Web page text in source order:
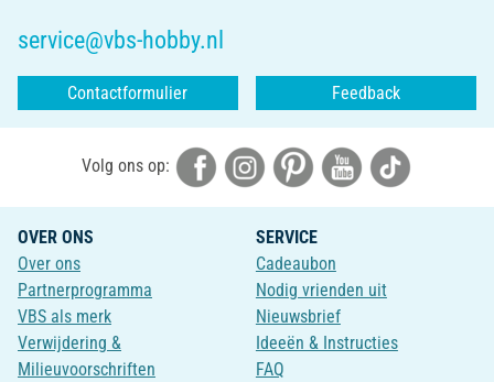
service@vbs-hobby.nl
Contactformulier Feedback
Volg ons op:
OVER ONS
Over ons
Partnerprogramma
VBS als merk
Verwijdering &
Milieuvoorschriften
SERVICE
Cadeaubon
Nodig vrienden uit
Nieuwsbrief
Ideeën & Instructies
FAQ